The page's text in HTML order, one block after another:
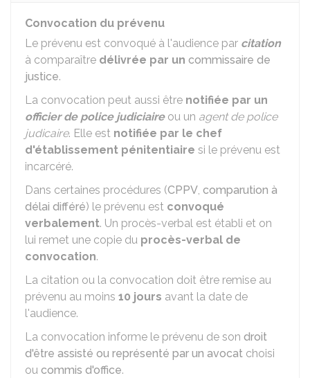
Convocation du prévenu
Le prévenu est convoqué à l'audience par citation
à comparaître délivrée par un commissaire de
justice.
La convocation peut aussi être notifiée par un
officier de police judiciaireou un agent de police
judicaire. Elle est notifiée par le chef
d'établissement pénitentiaire si le prévenu est
incarcéré.
Dans certaines procédures (CPPV, comparution à
délai différé) le prévenu est convoqué
verbalement. Un procès-verbal est établi et on
lui remet une copie du procès-verbal de
convocation.
La citation ou la convocation doit être remise au
prévenu au moins 10 jours avant la date de
l'audience.
La convocation informe le prévenu de son droit
d'être assisté ou représenté par un avocat choisi
ou commis d'office.